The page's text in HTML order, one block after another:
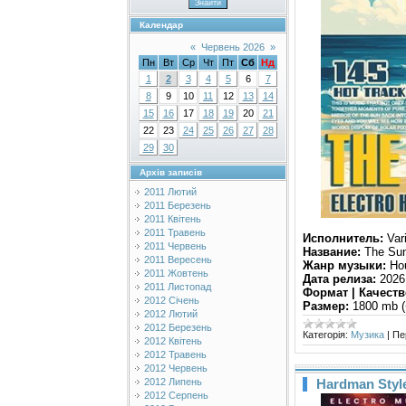
Календар
« Червень 2026 »
Пн
Вт Ср Чт Пт Сб Нд
1
2 3 4 5 6
7
8
9 10 11 12 13
14
15
16 17 18 19 20
21
22
23 24 25 26 27
28
29
30
Архів записів
2011 Лютий
2011 Березень
2011 Квітень
2011 Травень
2011 Червень
2011 Вересень
2011 Жовтень
2011 Листопад
2012 Січень
2012 Лютий
2012 Березень
2012 Квітень
2012 Травень
2012 Червень
2012 Липень
2012 Серпень
Исполнитель:
Название: The
Жанр музыки:
Дата релиза: 2026
Формат |
Размер: 1800 mb
Категорія: Музика |
Hardman